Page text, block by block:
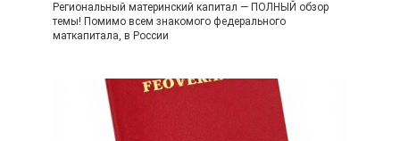
Региональный материнский капитал — ПОЛНЫЙ обзор
темы! Помимо всем знакомого федерального
маткапитала, в России